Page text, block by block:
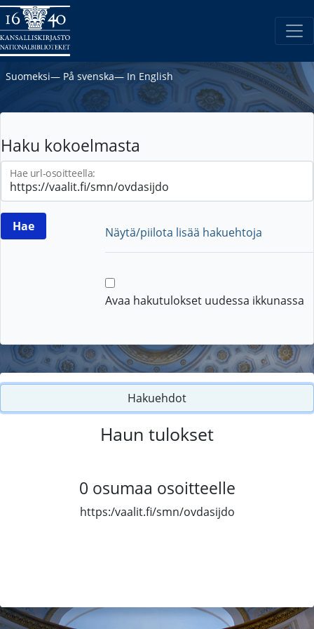
Suomeksi― På svenska― In English
Haku kokoelmasta
Hae url-osoitteella:
Näytä/piilota lisää hakuehtoja
Avaa hakutulokset uudessa ikkunassa
Hakuehdot
Haun tulokset
0 osumaa osoitteelle
https:/vaalit.fi/smn/ovdasijdo